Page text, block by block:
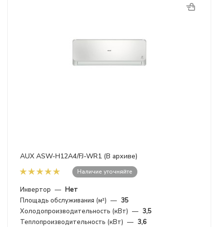
AUX ASW-H12A4/FJ-WR1 (В архиве)
Наличие уточняйте
Инвертор — Нет
Площадь обслуживания (м²) — 35
Холодопроизводительность (кВт) — 3,5
Теплопроизводительность (кВт) — 3,6